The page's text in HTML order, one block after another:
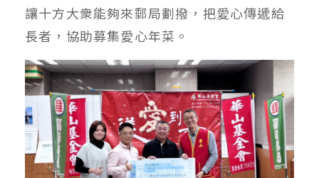
讓十方大衆能夠來郵局劃撥，把愛心傳遞給
長者，協助募集愛心年菜。